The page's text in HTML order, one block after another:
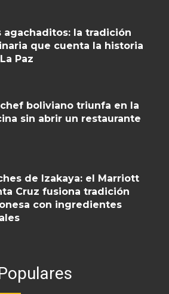
agachaditos: la tradición
que cuenta la historia
Paz
chef boliviano triunfa en la
sin abrir un restaurante
de Izakaya: el Marriott
Cruz fusiona tradición
con ingredientes